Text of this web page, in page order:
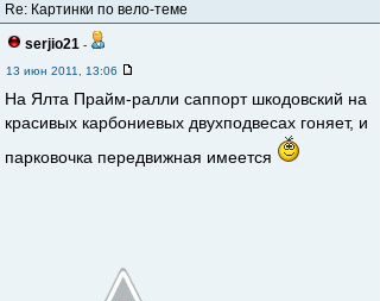
Re: Картинки по вело-теме
serjio21 -
13 июн 2011, 13:06
На Ялта Прайм-ралли саппорт шкодовский на
красивых карбониевых двухподвесах гоняет, и
парковочка передвижная имеется